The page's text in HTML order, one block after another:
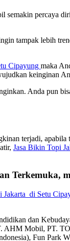
semakin percaya
tampak lebih
Cipayung maka
keinginan
Anda pun
terjadi, apabila
Jasa Bikin Topi
Terkemuka,
Jakarta di Setu
dan
AHM Mobil, PT.
Fun Park